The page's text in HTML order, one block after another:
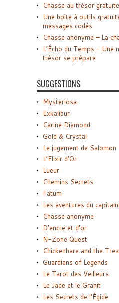
Chasse au trésor
Une boîte à outils
messages codés
Chasse anonyme – La
L’Écho du Temps – Une
trésor se prépare
SUGGESTIONS
Mysteriosa
Exkalibur
Carine Diamond
Gold & Crystal
Le jugement de Salomon
L’Elixir d’Or
Lueur
Chemins Secrets
Fatum
Les aventures du
Chasse anonyme
D’encre et d’or
N-Zone Quest
Chickenhare and the
Guardians of Legends
Le Tarot des Veilleurs
Le Jade et le Granit
Les Secrets de l’Égide